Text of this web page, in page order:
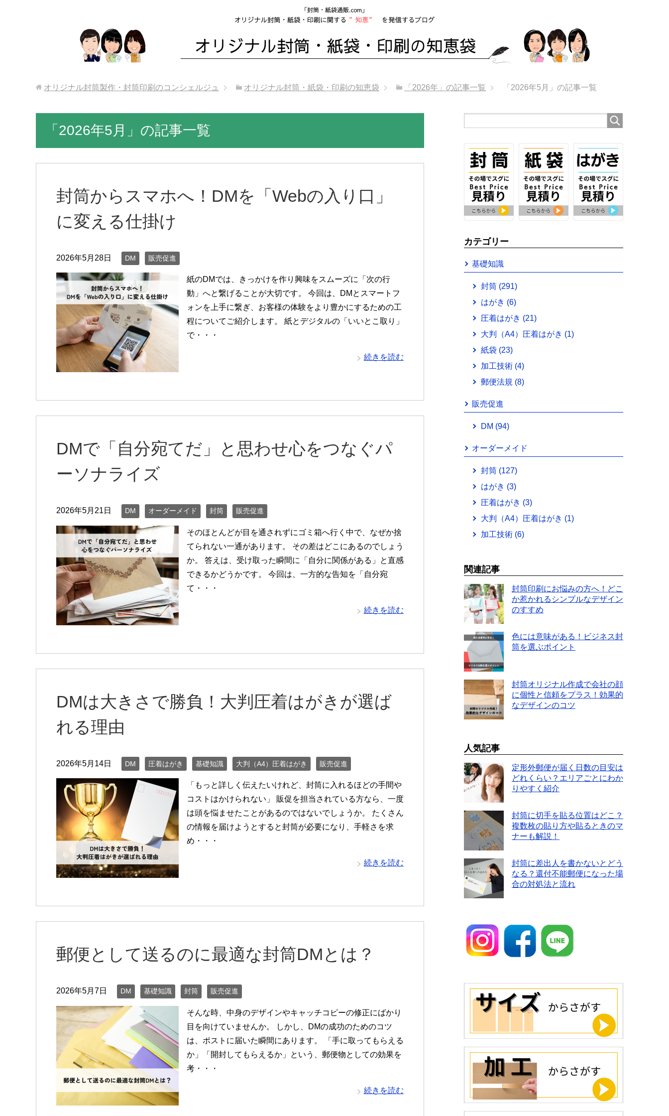
オリジナル封筒製作・封筒印刷のコンシェルジュ オリジナル封筒・紙袋・印刷の知恵袋 「2026年」の記事一覧 「2026年5月」の記事一覧
「2026年5月」の記事一覧
封筒からスマホへ！DMを「Webの入り口」
に変える仕掛け
2026年5月28日 DM 販売促進
紙のDMでは、きっかけを作り興味をスムーズに「次の行
動」へと繋げることが大切です。 今回は、DMとスマートフ
ォンを上手に繋ぎ、お客様の体験をより豊かにするための工
程についてご紹介します。 紙とデジタルの「いいとこ取り」
で・・・
続きを読む
DMで「自分宛てだ」と思わせ心をつなぐパ
ーソナライズ
2026年5月21日 DM オーダーメイド 封筒 販売促進
そのほとんどが目を通されずにゴミ箱へ行く中で、なぜか捨
てられない一通があります。 その差はどこにあるのでしょう
か。 答えは、受け取った瞬間に「自分に関係がある」と直感
できるかどうかです。 今回は、一方的な告知を「自分宛
て・・・
続きを読む
DMは大きさで勝負！大判圧着はがきが選ば
れる理由
2026年5月14日 DM 圧着はがき 基礎知識 大判（A4）圧着はがき 販売促進
「もっと詳しく伝えたいけれど、封筒に入れるほどの手間や
コストはかけられない」 販促を担当されている方なら、一度
は頭を悩ませたことがあるのではないでしょうか。 たくさん
の情報を届けようとすると封筒が必要になり、手軽さを求
め・・・
続きを読む
郵便として送るのに最適な封筒DMとは？
2026年5月7日 DM 基礎知識 封筒 販売促進
そんな時、中身のデザインやキャッチコピーの修正にばかり
目を向けていませんか。 しかし、DMの成功のためのコツ
は、ポストに届いた瞬間にあります。 「手に取ってもらえる
か」「開封してもらえるか」という、郵便物としての効果を
考・・・
続きを読む
カテゴリー
基礎知識
封筒 (291)
はがき (6)
圧着はがき (21)
大判（A4）圧着はがき (1)
紙袋 (23)
加工技術 (4)
郵便法規 (8)
販売促進
DM (94)
オーダーメイド
封筒 (127)
はがき (3)
圧着はがき (3)
大判（A4）圧着はがき (1)
加工技術 (6)
関連記事
封筒印刷にお悩みの方へ！どこ
か惹かれるシンプルなデザイン
のすすめ
色には意味がある！ビジネス封
筒を選ぶポイント
封筒オリジナル作成で会社の顔
に個性と信頼をプラス！効果的
なデザインのコツ
人気記事
定形外郵便が届く日数の目安は
どれくらい？エリアごとにわか
りやすく紹介
封筒に切手を貼る位置はどこ？
複数枚の貼り方や貼るときのマ
ナーも解説！
封筒に差出人を書かないとどう
なる？還付不能郵便になった場
合の対処法と流れ